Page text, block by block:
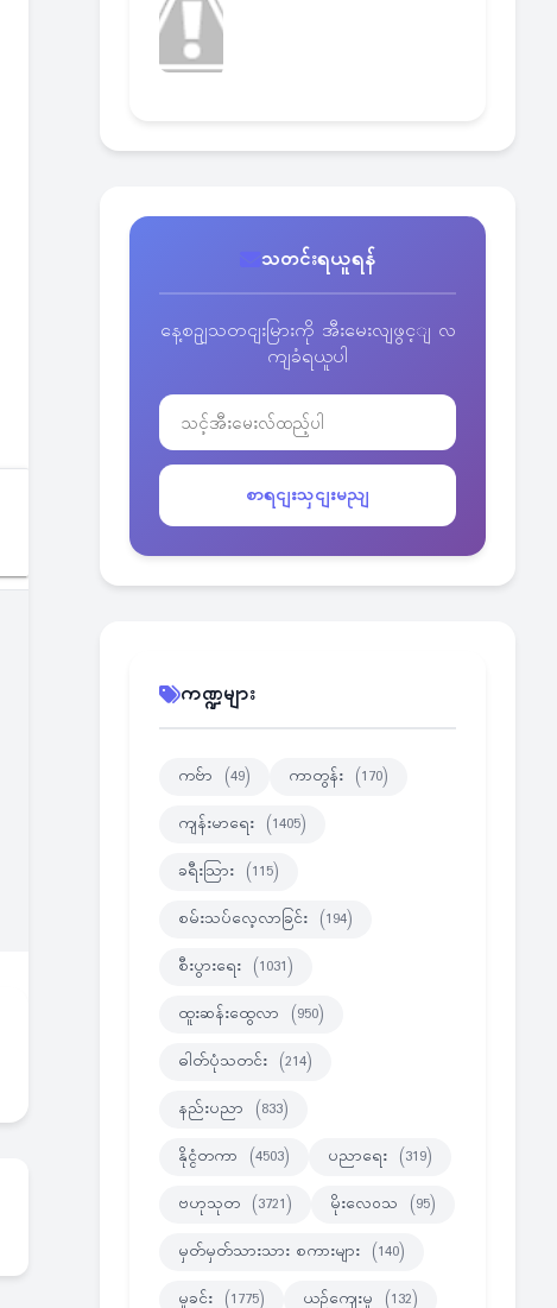
သတင်းရယူရန်
နေ့စဥျသတငျးမြားကို အီးမေးလျဖွင့ျ လ
ကျခံရယူပါ
စာရငျးသှငျးမညျ
ကဏ္ဍများ
ကဗ်ာ (49) ကာတွန်း (170)
ကျန်းမာရေး (1405)
ခရီးသြား (115)
စမ်းသပ်လေ့လာခြင်း (194)
စီးပွားရေး (1031)
ထူးဆန်းထွေလာ (950)
ဓါတ်ပုံသတင်း (214)
နည်းပညာ (833)
နိုင္ငံတကာ (4503) ပညာရေး (319)
ဗဟုသုတ (3721) မိုးလေဝသ (95)
မှတ်မှတ်သားသား စကားများ (140)
မှုခင်း (1775) ယဉ်ကျေးမှု (132)